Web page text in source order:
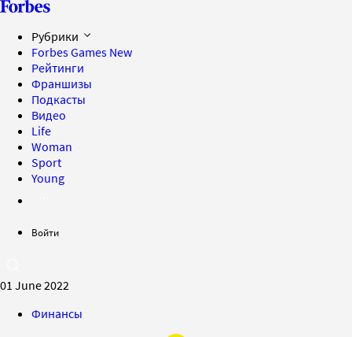
Рубрики
Forbes Games New
Рейтинги
Франшизы
Подкасты
Видео
Life
Woman
Sport
Young
Войти
01 June 2022
Финансы